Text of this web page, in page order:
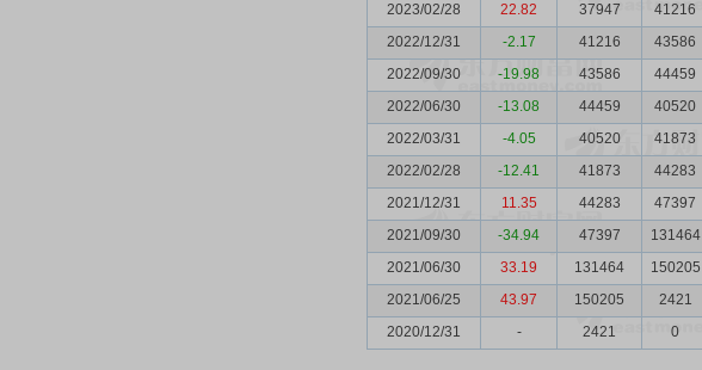
2023/02/28
22.82 37947 41216
2022/12/31
-2.17 41216 43586
2022/09/30
-19.98 43586 44459
2022/06/30
-13.08 44459 40520
2022/03/31
-4.05 40520 41873
2022/02/28
-12.41 41873 44283
2021/12/31
11.35 44283 47397
2021/09/30
-34.94 47397 131464
2021/06/30
33.19 131464 150205
2021/06/25
43.97 150205 2421
2020/12/31
- 2421 0